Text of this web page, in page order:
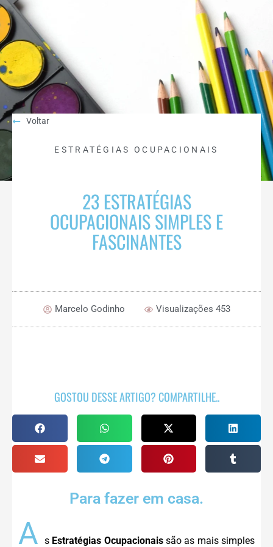
Voltar
ESTRATÉGIAS OCUPACIONAIS
23 ESTRATÉGIAS
OCUPACIONAIS SIMPLES E
FASCINANTES
Marcelo Godinho Visualizações 453
GOSTOU DESSE ARTIGO? COMPARTILHE..
Para fazer em casa.
A s Estratégias Ocupacionaissão as mais simples